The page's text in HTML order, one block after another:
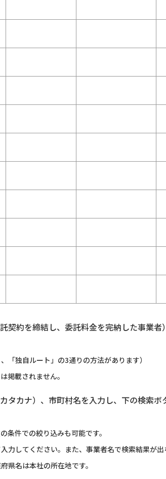
契約を締結し、委託料金を完納した事業
「独自ルート」の3通りの方法があります）
掲載されません。
タカナ）、市町村名を入力し、下の検索ボ
条件での絞り込みも可能です。
力してください。また、事業者名で検索結果が
県名は本社の所在地です。